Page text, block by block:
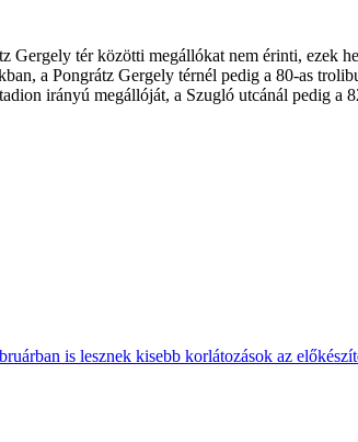
tér közötti megállókat nem érinti, ezek
a Pongrátz Gergely térnél pedig a 80-as
irányú megállóját, a Szugló utcánál pedig a
is lesznek kisebb korlátozások az